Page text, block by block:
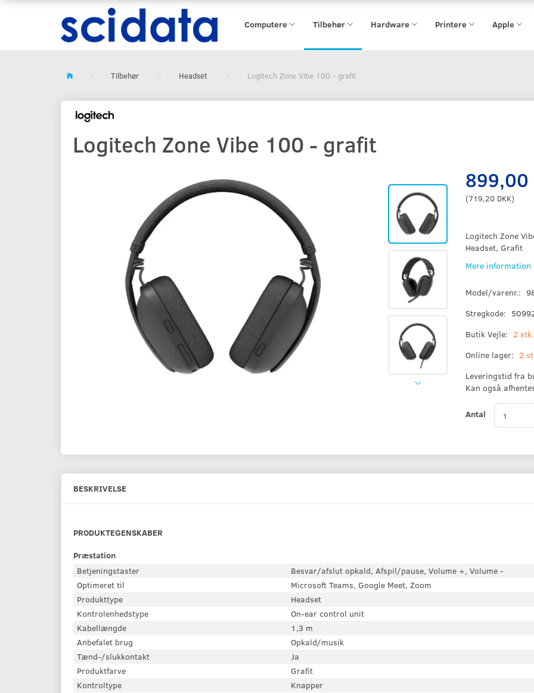
Computere Tilbehør Hardware Printere Apple
Tilbehør Headset Logitech Zone Vibe 100 - grafit
Logitech Zone Vibe 100 - grafit
899,00
(719,20 DKK)
Logitech Zone
Headset, Grafit
Mere information
Model/varenr.:
Stregkode:
Butik Vejle: 2
Online lager: 2
Leveringstid fra
Kan også
Antal
BESKRIVELSE
PRODUKTEGENSKABER
Præstation
Betjeningstaster
Besvar/afslut opkald, Afspil/pause, Volume +, Volume -
Optimeret til
Microsoft Teams, Google Meet, Zoom
Produkttype
Headset
Kontrolenhedstype
On-ear control unit
Kabellængde
1,3 m
Anbefalet brug
Opkald/musik
Tænd-/slukkontakt
Ja
Produktfarve
Grafit
Kontroltype
Knapper